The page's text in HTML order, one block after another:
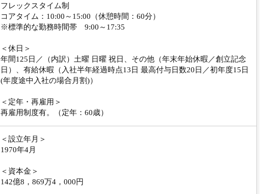
フレックスタイム制
コアタイム：10:00～15:00（休憩時間：60分）
※標準的な勤務時間帯 9:00～17:35
＜休日＞
年間125日／（内訳）土曜 日曜 祝日、その他（年末年始休暇／創立記念
日）、有給休暇（入社半年経過時点13日 最高付与日数20日／初年度15日
(年度途中入社の場合月割)）
＜定年・再雇用＞
再雇用制度有。（定年：60歳）
＜設立年月＞
1970年4月
＜資本金＞
142億8，869万4，000円